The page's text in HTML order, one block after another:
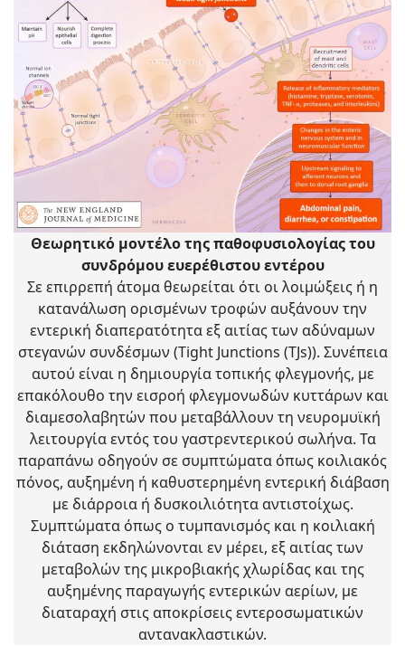
Θεωρητικό μοντέλο της παθοφυσιολογίας του
συνδρόμου ευερέθιστου εντέρου
Σε επιρρεπή άτομα θεωρείται ότι οι λοιμώξεις ή η
κατανάλωση ορισμένων τροφών αυξάνουν την
εντερική διαπερατότητα εξ αιτίας των αδύναμων
στεγανών συνδέσμων (Tight Junctions (TJs)). Συνέπεια
αυτού είναι η δημιουργία τοπικής φλεγμονής, με
επακόλουθο την εισροή φλεγμονωδών κυττάρων και
διαμεσολαβητών που μεταβάλλουν τη νευρομυϊκή
λειτουργία εντός του γαστρεντερικού σωλήνα. Τα
παραπάνω οδηγούν σε συμπτώματα όπως κοιλιακός
πόνος, αυξημένη ή καθυστερημένη εντερική διάβαση
με διάρροια ή δυσκοιλιότητα αντιστοίχως.
Συμπτώματα όπως ο τυμπανισμός και η κοιλιακή
διάταση εκδηλώνονται εν μέρει, εξ αιτίας των
μεταβολών της μικροβιακής χλωρίδας και της
αυξημένης παραγωγής εντερικών αερίων, με
διαταραχή στις αποκρίσεις εντεροσωματικών
αντανακλαστικών.